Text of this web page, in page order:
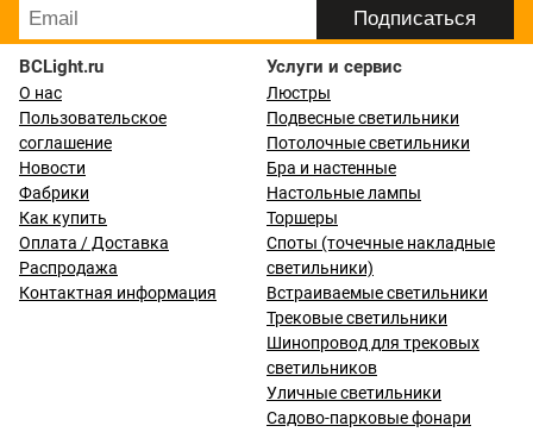
BCLight.ru
О нас
Пользовательское
соглашение
Новости
Фабрики
Как купить
Оплата / Доставка
Распродажа
Контактная информация
Услуги и сервис
Люстры
Подвесные светильники
Потолочные светильники
Бра и настенные
Настольные лампы
Торшеры
Споты (точечные накладные
светильники)
Встраиваемые светильники
Трековые светильники
Шинопровод для трековых
светильников
Уличные светильники
Садово-парковые фонари